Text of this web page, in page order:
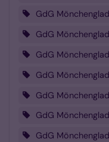
GdG
GdG
GdG
GdG
GdG
GdG
GdG